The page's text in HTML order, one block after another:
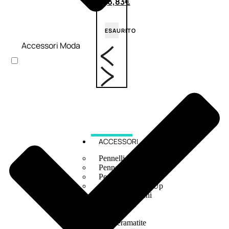
ESAURITO
ACCESSORI
Pennelli Viso
Pennelli Occhi
Pennelli Labbra
Accessori Make Up
Accessori Occhi
Ciglia Finte
Temperamatite
Accessori Moda